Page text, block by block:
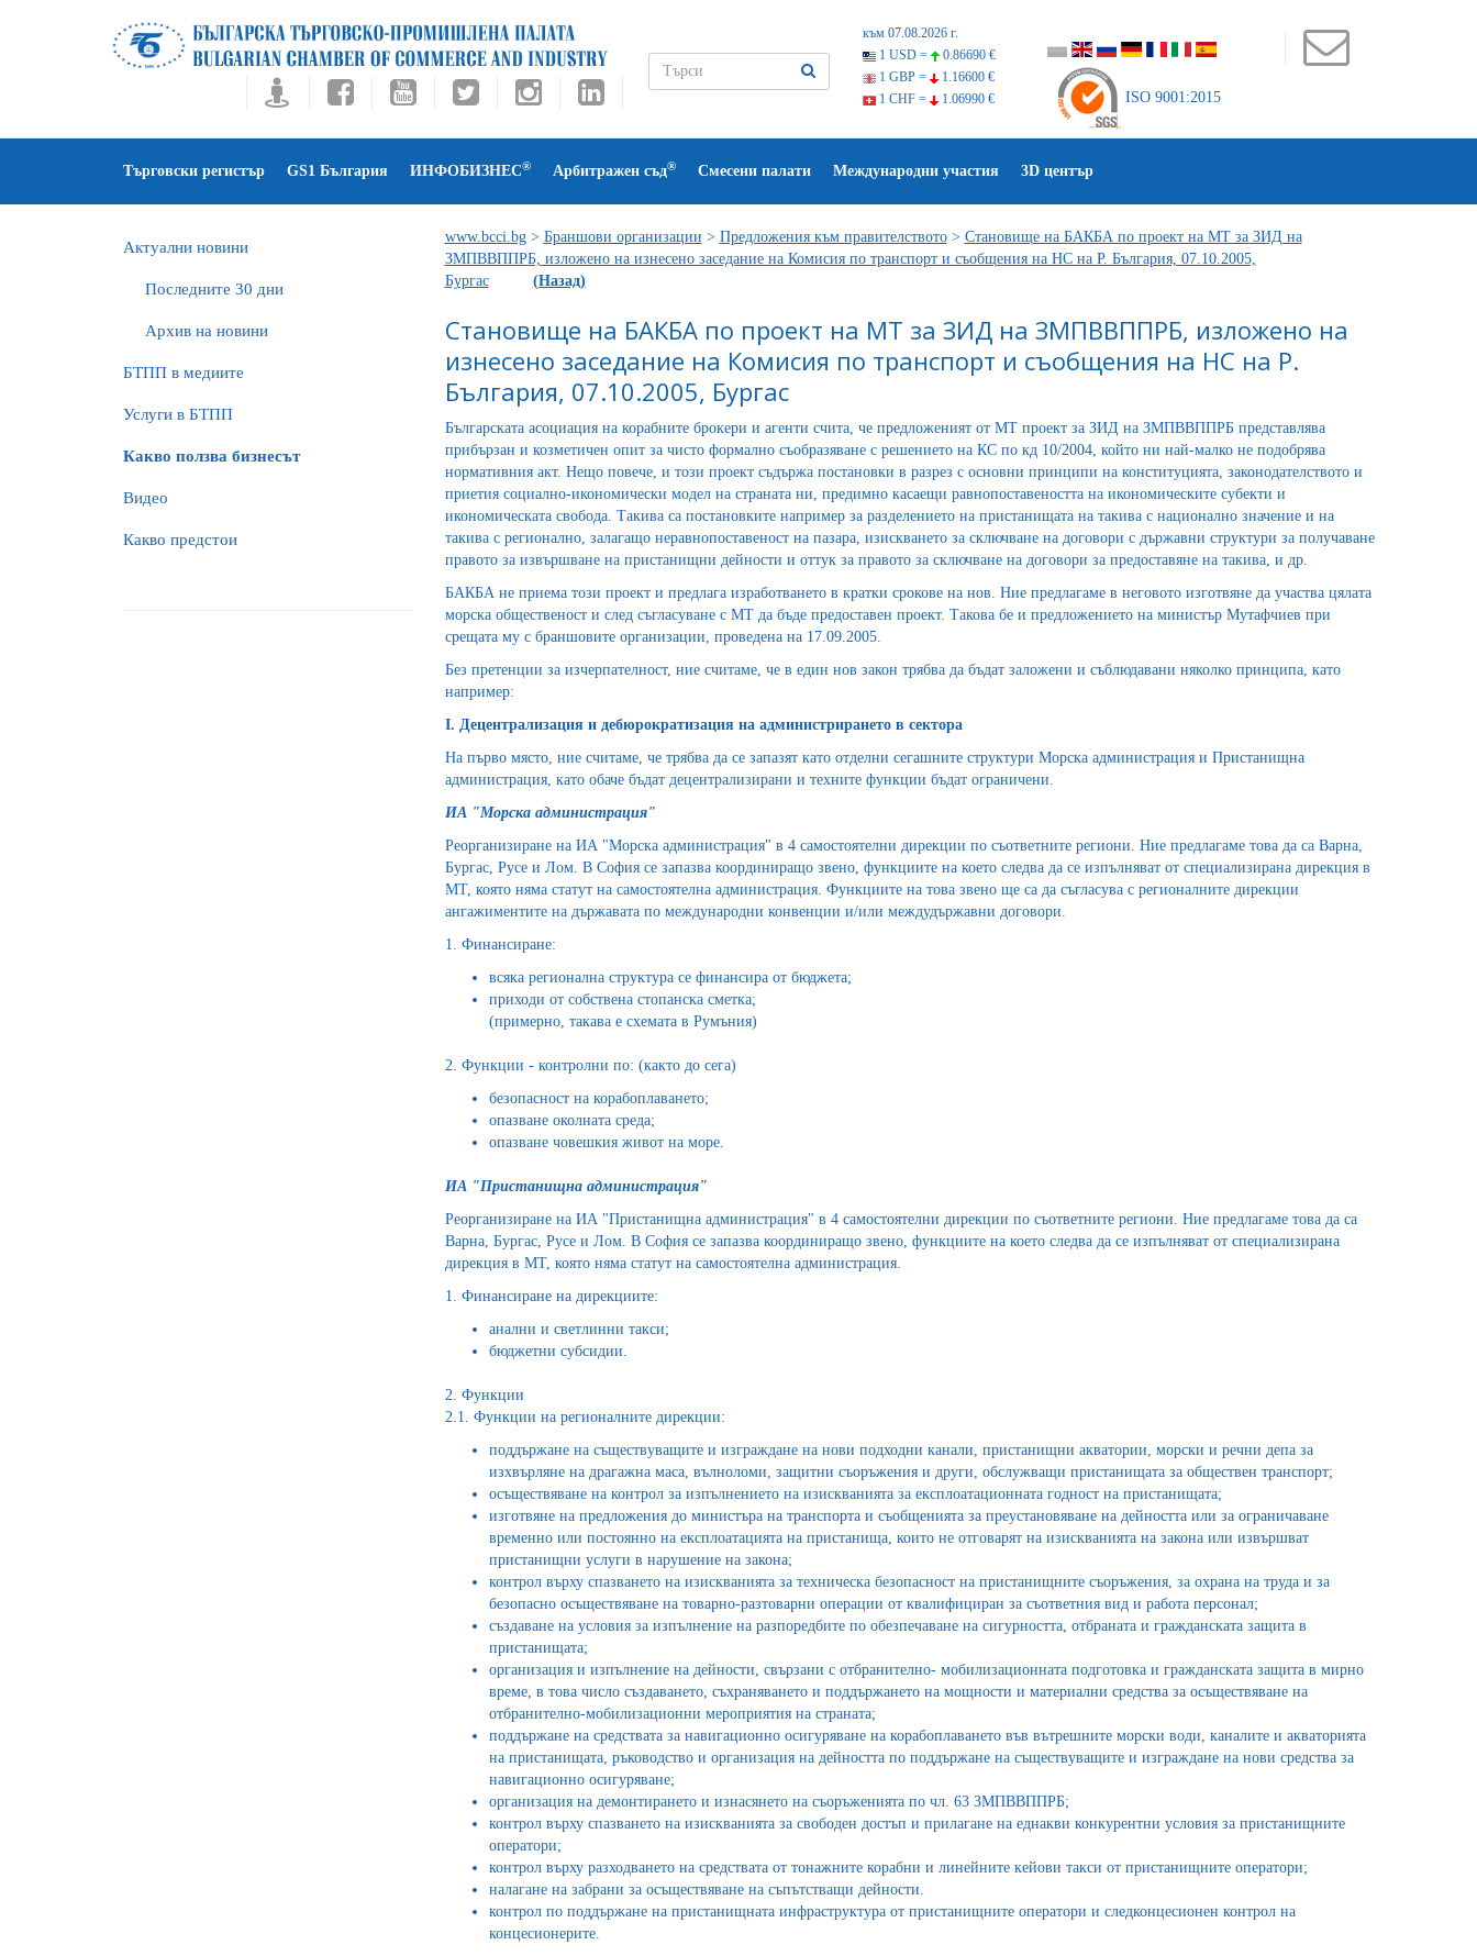
към 07.08.2026 г.
1 USD =
0.86690 €
1 GBP =
1.16600 €
1 CHF =
1.06990 € ISO 9001:2015
Търговски регистър GS1 България ИНФОБИЗНЕС® Арбитражен съд® Смесени палати Международни участия 3D център
Актуални новини
Последните 30 дни
Архив на новини
БTПП в медиите
Услуги в БТПП
Какво ползва бизнесът
Видео
Какво предстои
www.bcci.bg> Браншови организации > Предложения към правителството> Становище на БАКБА по проект на МТ за ЗИД на
ЗМПВВППРБ, изложено на изнесено заседание на Комисия по транспорт и съобщения на НС на Р. България, 07.10.2005,
Бургас
(Назад)
Становище на БАКБА по проект на МТ за ЗИД на ЗМПВВППРБ, изложено на
изнесено заседание на Комисия по транспорт и съобщения на НС на Р.
България, 07.10.2005, Бургас
Българската асоциация на корабните брокери и агенти счита, че предложеният от МТ проект за ЗИД на ЗМПВВППРБ представлява
прибързан и козметичен опит за чисто формално съобразяване с решението на КС по кд 10/2004, който ни най-малко не подобрява
нормативния акт. Нещо повече, и този проект съдържа постановки в разрез с основни принципи на конституцията, законодателството и
приетия социално-икономически модел на страната ни, предимно касаещи равнопоставеността на икономическите субекти и
икономическата свобода. Такива са постановките например за разделението на пристанищата на такива с национално значение и на
такива с регионално, залагащо неравнопоставеност на пазара, изискването за сключване на договори с държавни структури за получаване
правото за извършване на пристанищни дейности и оттук за правото за сключване на договори за предоставяне на такива, и др.
БАКБА не приема този проект и предлага изработването в кратки срокове на нов. Ние предлагаме в неговото изготвяне да участва цялата
морска общественост и след съгласуване с МТ да бъде предоставен проект. Такова бе и предложението на министър Мутафчиев при
срещата му с браншовите организации, проведена на 17.09.2005.
Без претенции за изчерпателност, ние считаме, че в един нов закон трябва да бъдат заложени и съблюдавани няколко принципа, като
например:
I. Децентрализация и дебюрократизация на администрирането в сектора
На първо място, ние считаме, че трябва да се запазят като отделни сегашните структури Морска администрация и Пристанищна
администрация, като обаче бъдат децентрализирани и техните функции бъдат ограничени.
ИА "Морска администрация"
Реорганизиране на ИА "Морска администрация" в 4 самостоятелни дирекции по съответните региони. Ние предлагаме това да са Варна,
Бургас, Русе и Лом. В София се запазва координиращо звено, функциите на което следва да се изпълняват от специализирана дирекция в
МТ, която няма статут на самостоятелна администрация. Функциите на това звено ще са да съгласува с регионалните дирекции
ангажиментите на държавата по международни конвенции и/или междудържавни договори.
1. Финансиране:
всяка регионална структура се финансира от бюджета;
приходи от собствена стопанска сметка;
(примерно, такава е схемата в Румъния)
2. Функции - контролни по: (както до сега)
безопасност на корабоплаването;
опазване околната среда;
опазване човешкия живот на море.
ИА "Пристанищна администрация"
Реорганизиране на ИА "Пристанищна администрация" в 4 самостоятелни дирекции по съответните региони. Ние предлагаме това да са
Варна, Бургас, Русе и Лом. В София се запазва координиращо звено, функциите на което следва да се изпълняват от специализирана
дирекция в МТ, която няма статут на самостоятелна администрация.
1. Финансиране на дирекциите:
анални и светлинни такси;
бюджетни субсидии.
2. Функции
2.1. Функции на регионалните дирекции:
поддържане на съществуващите и изграждане на нови подходни канали, пристанищни акватории, морски и речни депа за
изхвърляне на драгажна маса, вълноломи, защитни съоръжения и други, обслужващи пристанищата за обществен транспорт;
осъществяване на контрол за изпълнението на изискванията за експлоатационната годност на пристанищата;
изготвяне на предложения до министъра на транспорта и съобщенията за преустановяване на дейността или за ограничаване
временно или постоянно на експлоатацията на пристанища, които не отговарят на изискванията на закона или извършват
пристанищни услуги в нарушение на закона;
контрол върху спазването на изискванията за техническа безопасност на пристанищните съоръжения, за охрана на труда и за
безопасно осъществяване на товарно-разтоварни операции от квалифициран за съответния вид и работа персонал;
създаване на условия за изпълнение на разпоредбите по обезпечаване на сигурността, отбраната и гражданската защита в
пристанищата;
организация и изпълнение на дейности, свързани с отбранително- мобилизационната подготовка и гражданската защита в мирно
време, в това число създаването, съхраняването и поддържането на мощности и материални средства за осъществяване на
отбранително-мобилизационни мероприятия на страната;
поддържане на средствата за навигационно осигуряване на корабоплаването във вътрешните морски води, каналите и акваторията
на пристанищата, ръководство и организация на дейността по поддържане на съществуващите и изграждане на нови средства за
навигационно осигуряване;
организация на демонтирането и изнасянето на съоръженията по чл. 63 ЗМПВВППРБ;
контрол върху спазването на изискванията за свободен достъп и прилагане на еднакви конкурентни условия за пристанищните
оператори;
контрол върху разходването на средствата от тонажните корабни и линейните кейови такси от пристанищните оператори;
налагане на забрани за осъществяване на съпътстващи дейности.
контрол по поддържане на пристанищната инфраструктура от пристанищните оператори и следконцесионен контрол на
концесионерите.